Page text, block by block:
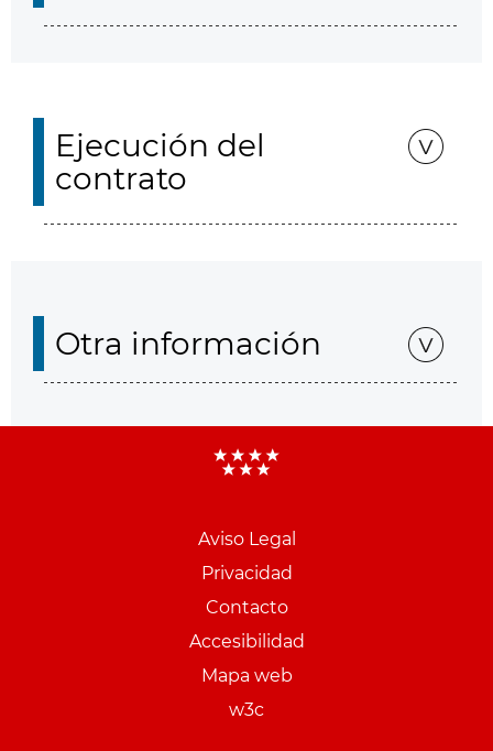
Ejecución del
contrato
Otra información
Aviso Legal
Privacidad
Contacto
Accesibilidad
Mapa web
w3c